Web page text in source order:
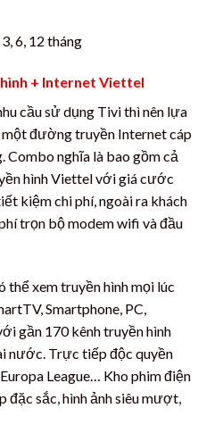
6, 12 tháng
+ Internet Viettel
cầu sử dụng Tivi thì nên lựa
đường truyền Internet cáp
Combo nghĩa là bao gồm cả
hình Viettel với giá cước
kiệm chi phí, ngoài ra khách
trọn bộ modem wifi và đầu
xem truyền hình mọi lúc
Smartphone, PC,
gần 170 kênh truyền hình
nước. Trực tiếp độc quyền
League… Kho phim điện
đặc sắc, hình ảnh siêu mượt,